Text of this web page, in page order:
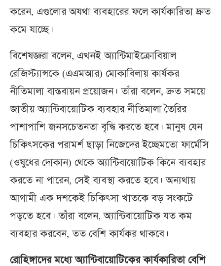
করেন, এগুলোর অযথা ব্যবহারের ফলে কার্যকারিতা দ্রুত
কমে যাচ্ছে।
বিশেষজ্ঞরা বলেন, এখনই অ্যান্টিমাইক্রোবিয়াল
রেজিস্ট্যান্সকে (এএমআর) মোকাবিলায় কার্যকর
নীতিমালা বাস্তবায়ন প্রয়োজন। তাঁরা বলেন, দ্রুত সময়ে
জাতীয় অ্যান্টিবায়োটিক ব্যবহার নীতিমালা তৈরির
পাশাপাশি জনসচেতনতা বৃদ্ধি করতে হবে। মানুষ যেন
চিকিৎসকের পরামর্শ ছাড়া নিজেদের ইচ্ছেমতো ফার্মেসি
(ওষুধের দোকান) থেকে অ্যান্টিবায়োটিক কিনে ব্যবহার
করতে না পারেন, সেই ব্যবস্থা করতে হবে। অন্যথায়
আগামী এক দশকেই চিকিৎসা খাতকে বড় সংকটে
পড়তে হবে। তাঁরা বলেন, অ্যান্টিবায়োটিক যত কম
ব্যবহার করবেন, তত বেশি কার্যকর থাকবে।
রোহিঙ্গাদের মধ্যে অ্যান্টিবায়োটিকের কার্যকারিতা বেশি